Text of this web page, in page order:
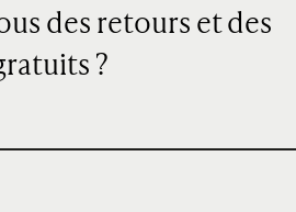
des retours et des
?